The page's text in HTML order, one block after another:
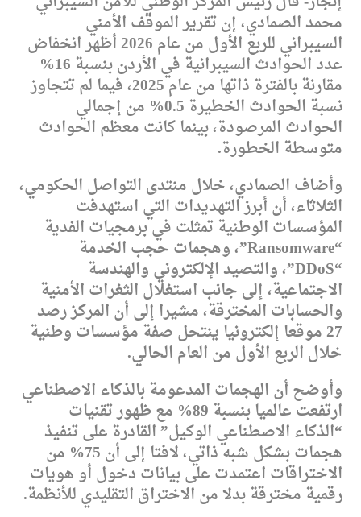
محمد الصمادي، إن تقرير الموقف الأمني
السيبراني للربع الأول من عام 2026 أظهر انخفاض
عدد الحوادث السيبرانية في الأردن بنسبة 16%
مقارنة بالفترة ذاتها من عام 2025، فيما لم تتجاوز
نسبة الحوادث الخطيرة 0.5% من إجمالي
الحوادث المرصودة، بينما كانت معظم الحوادث
متوسطة الخطورة.
وأضاف الصمادي، خلال منتدى التواصل الحكومي،
الثلاثاء، أن أبرز التهديدات التي استهدفت
المؤسسات الوطنية تمثلت في برمجيات الفدية
“Ransomware”، وهجمات حجب الخدمة
“DDoS”، والتصيد الإلكتروني والهندسة
الاجتماعية، إلى جانب استغلال الثغرات الأمنية
والحسابات المخترقة، مشيرا إلى أن المركز رصد
27 موقعا إلكترونيا ينتحل صفة مؤسسات وطنية
خلال الربع الأول من العام الحالي.
وأوضح أن الهجمات المدعومة بالذكاء الاصطناعي
ارتفعت عالميا بنسبة 89% مع ظهور تقنيات
“الذكاء الاصطناعي الوكيل” القادرة على تنفيذ
هجمات بشكل شبه ذاتي، لافتا إلى أن 75% من
الاختراقات اعتمدت على بيانات دخول أو هويات
رقمية مخترقة بدلا من الاختراق التقليدي للأنظمة.